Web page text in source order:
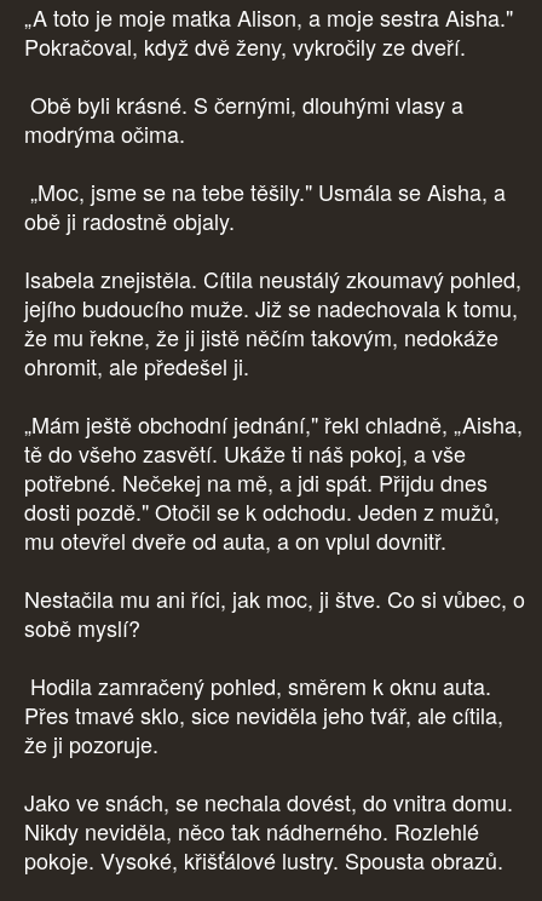
„A toto je moje matka Alison, a moje sestra Aisha."
Pokračoval, když dvě ženy, vykročily ze dveří.
Obě byli krásné. S černými, dlouhými vlasy a
modrýma očima.
„Moc, jsme se na tebe těšily." Usmála se Aisha, a
obě ji radostně objaly.
Isabela znejistěla. Cítila neustálý zkoumavý pohled,
jejího budoucího muže. Již se nadechovala k tomu,
že mu řekne, že ji jistě něčím takovým, nedokáže
ohromit, ale předešel ji.
„Mám ještě obchodní jednání," řekl chladně, „Aisha,
tě do všeho zasvětí. Ukáže ti náš pokoj, a vše
potřebné. Nečekej na mě, a jdi spát. Přijdu dnes
dosti pozdě." Otočil se k odchodu. Jeden z mužů,
mu otevřel dveře od auta, a on vplul dovnitř.
Nestačila mu ani říci, jak moc, ji štve. Co si vůbec, o
sobě myslí?
Hodila zamračený pohled, směrem k oknu auta.
Přes tmavé sklo, sice neviděla jeho tvář, ale cítila,
že ji pozoruje.
Jako ve snách, se nechala dovést, do vnitra domu.
Nikdy neviděla, něco tak nádherného. Rozlehlé
pokoje. Vysoké, křišťálové lustry. Spousta obrazů.